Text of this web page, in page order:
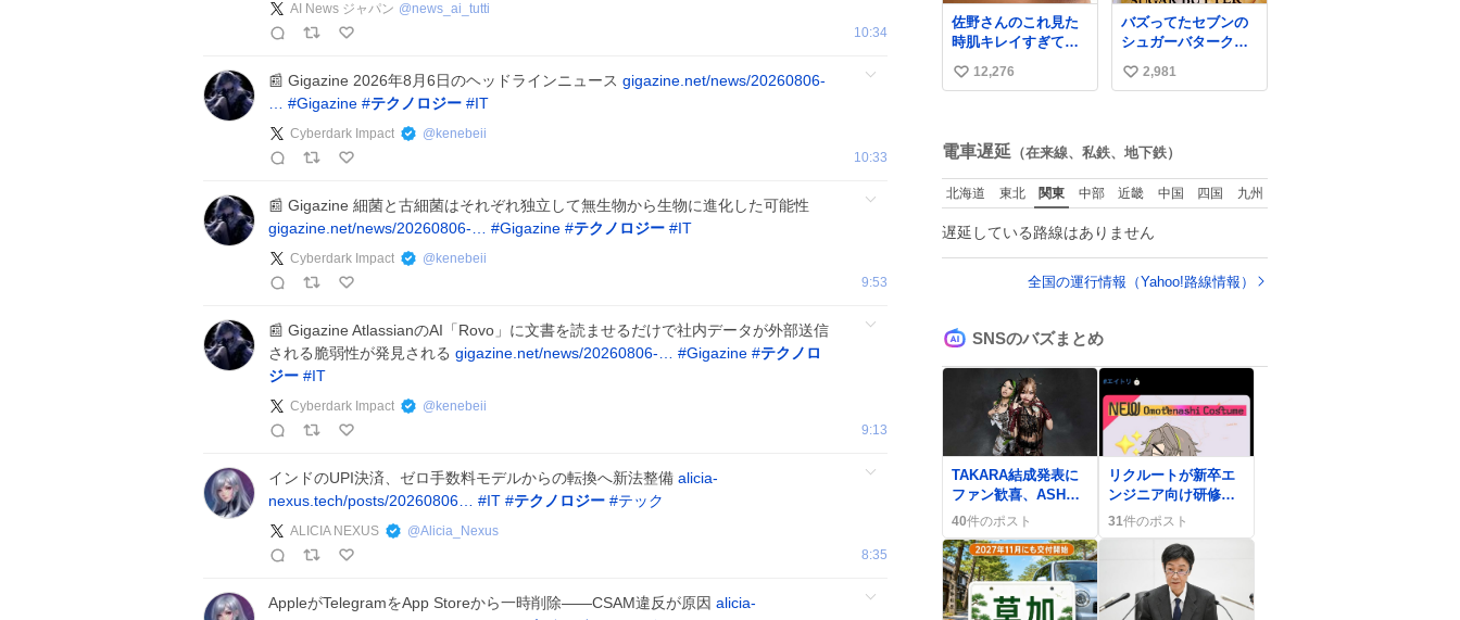
AI News ジャパン @news_ai_tutti
10:34
📰 Gigazine 2026年8月6日のヘッドラインニュース gigazine.net/news/20260806-
#Gigazine #テクノロジー #IT
Cyberdark Impact @ kenebeii
10:33
📰 Gigazine 細菌と古細菌はそれぞれ独立して無生物から生物に進化した可能性
gigazine.net/news/20260806-…
#Gigazine #テクノロジー #IT
Cyberdark Impact @ kenebeii
9:53
📰 Gigazine AtlassianのAI「Rovo」に文書を読ませるだけで社内データが外部送信
される脆弱性が発見される gigazine.net/news/20260806-… #Gigazine #テクノロ
ジー #IT
Cyberdark Impact @ kenebeii
9:13
インドのUPI決済、ゼロ手数料モデルからの転換へ新法整備 alicia-
nexus.tech/posts/20260806…
#IT #テクノロジー #テック
ALICIA NEXUS @Alicia_Nexus
8:35
AppleがTelegramをApp Storeから一時削除——CSAM違反が原因 alicia-
佐野さんのこれ見た
時肌キレイすぎてび
っくりしたし、やは
りアイドルって体型･
い
数
12,276
バズってたセブンの
シュガーバタークレ
ープうますぎて
7NOWで買い溜め🛒
い
数
2,981
電車遅延 （在来線、私鉄、地下鉄）
北海道 東北 関東 中部 近畿 中国 四国 九州
遅延している路線はありません
全国の運行情報（Yahoo!路線情報）
SNSのバズまとめ
TAKARA結成発表に
ファン歓喜、ASHA
＆KOKONAの新曲
『Time is money』
配信決定
40件のポスト
リクルートが新卒エ
ンジニア向け研修資
料13本を無料公開、
AI時代のサバイバル
術が話題に
31件のポスト